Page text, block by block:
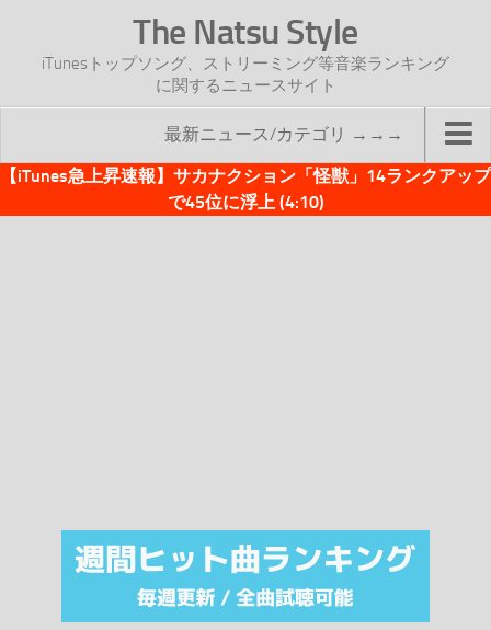
The Natsu Style
iTunesトップソング、ストリーミング等音楽ランキング
に関するニュースサイト
最新ニュース/カテゴリ →→→
TOP
注目カテゴリ
オリジナルiTunes週間トップソング
【iTunes急上昇速報】サカナクション「怪獣」14ランクアップ
で45位に浮上 (4:10)